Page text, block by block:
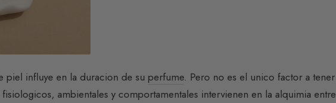
piel influye en la duracion de su perfume. Pero no es el unico factor a tener
ambientales y comportamentales intervienen en la alquimia entre